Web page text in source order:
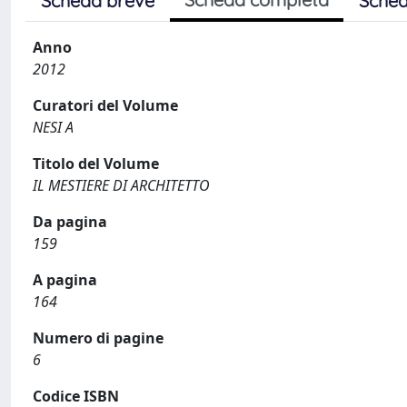
Anno
2012
Curatori del Volume
NESI A
Titolo del Volume
IL MESTIERE DI ARCHITETTO
Da pagina
159
A pagina
164
Numero di pagine
6
Codice ISBN